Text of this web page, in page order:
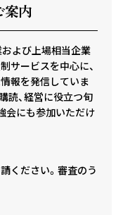
案内
および上場相当企業
サービスを中心に、
報を発信していま
読、経営に役立つ旬
会にも参加いただけ
ください。審査のう